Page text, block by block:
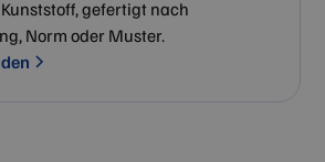
gefertigt nach
Norm oder Muster.